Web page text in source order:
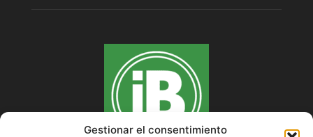
Gestionar el consentimiento